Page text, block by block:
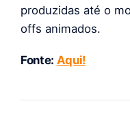
produzidas até o
offs animados.
Fonte: Aqui!